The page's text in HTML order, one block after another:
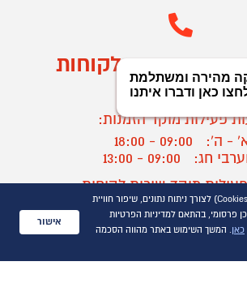
ושירות לקוחות
03-9545370
פעילות מוקד הזמנות:
- ה':
09:00 - 18:00
חג:
09:00 - 13:00
מוקד שירות לקוחות:
א' - ד':
09:00 - 16:30
ה :
09:00 - 16:00
המועד
?
אתר זה משתמש בעוגיות (Cookies) לצורך ניתוח נתונים, שיפור חוויית
פרסומי, בהתאם למדיניות הפרטיות
כאן. המשך השימוש באתר מהווה הסכמה
אישור